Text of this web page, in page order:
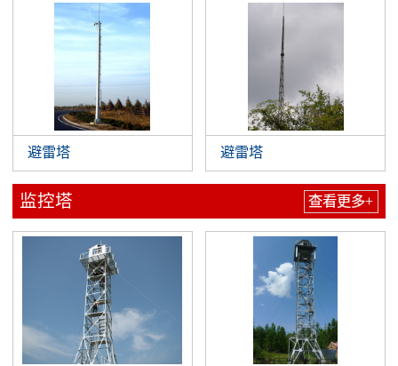
避雷塔 避雷塔
监控塔 查看更多+